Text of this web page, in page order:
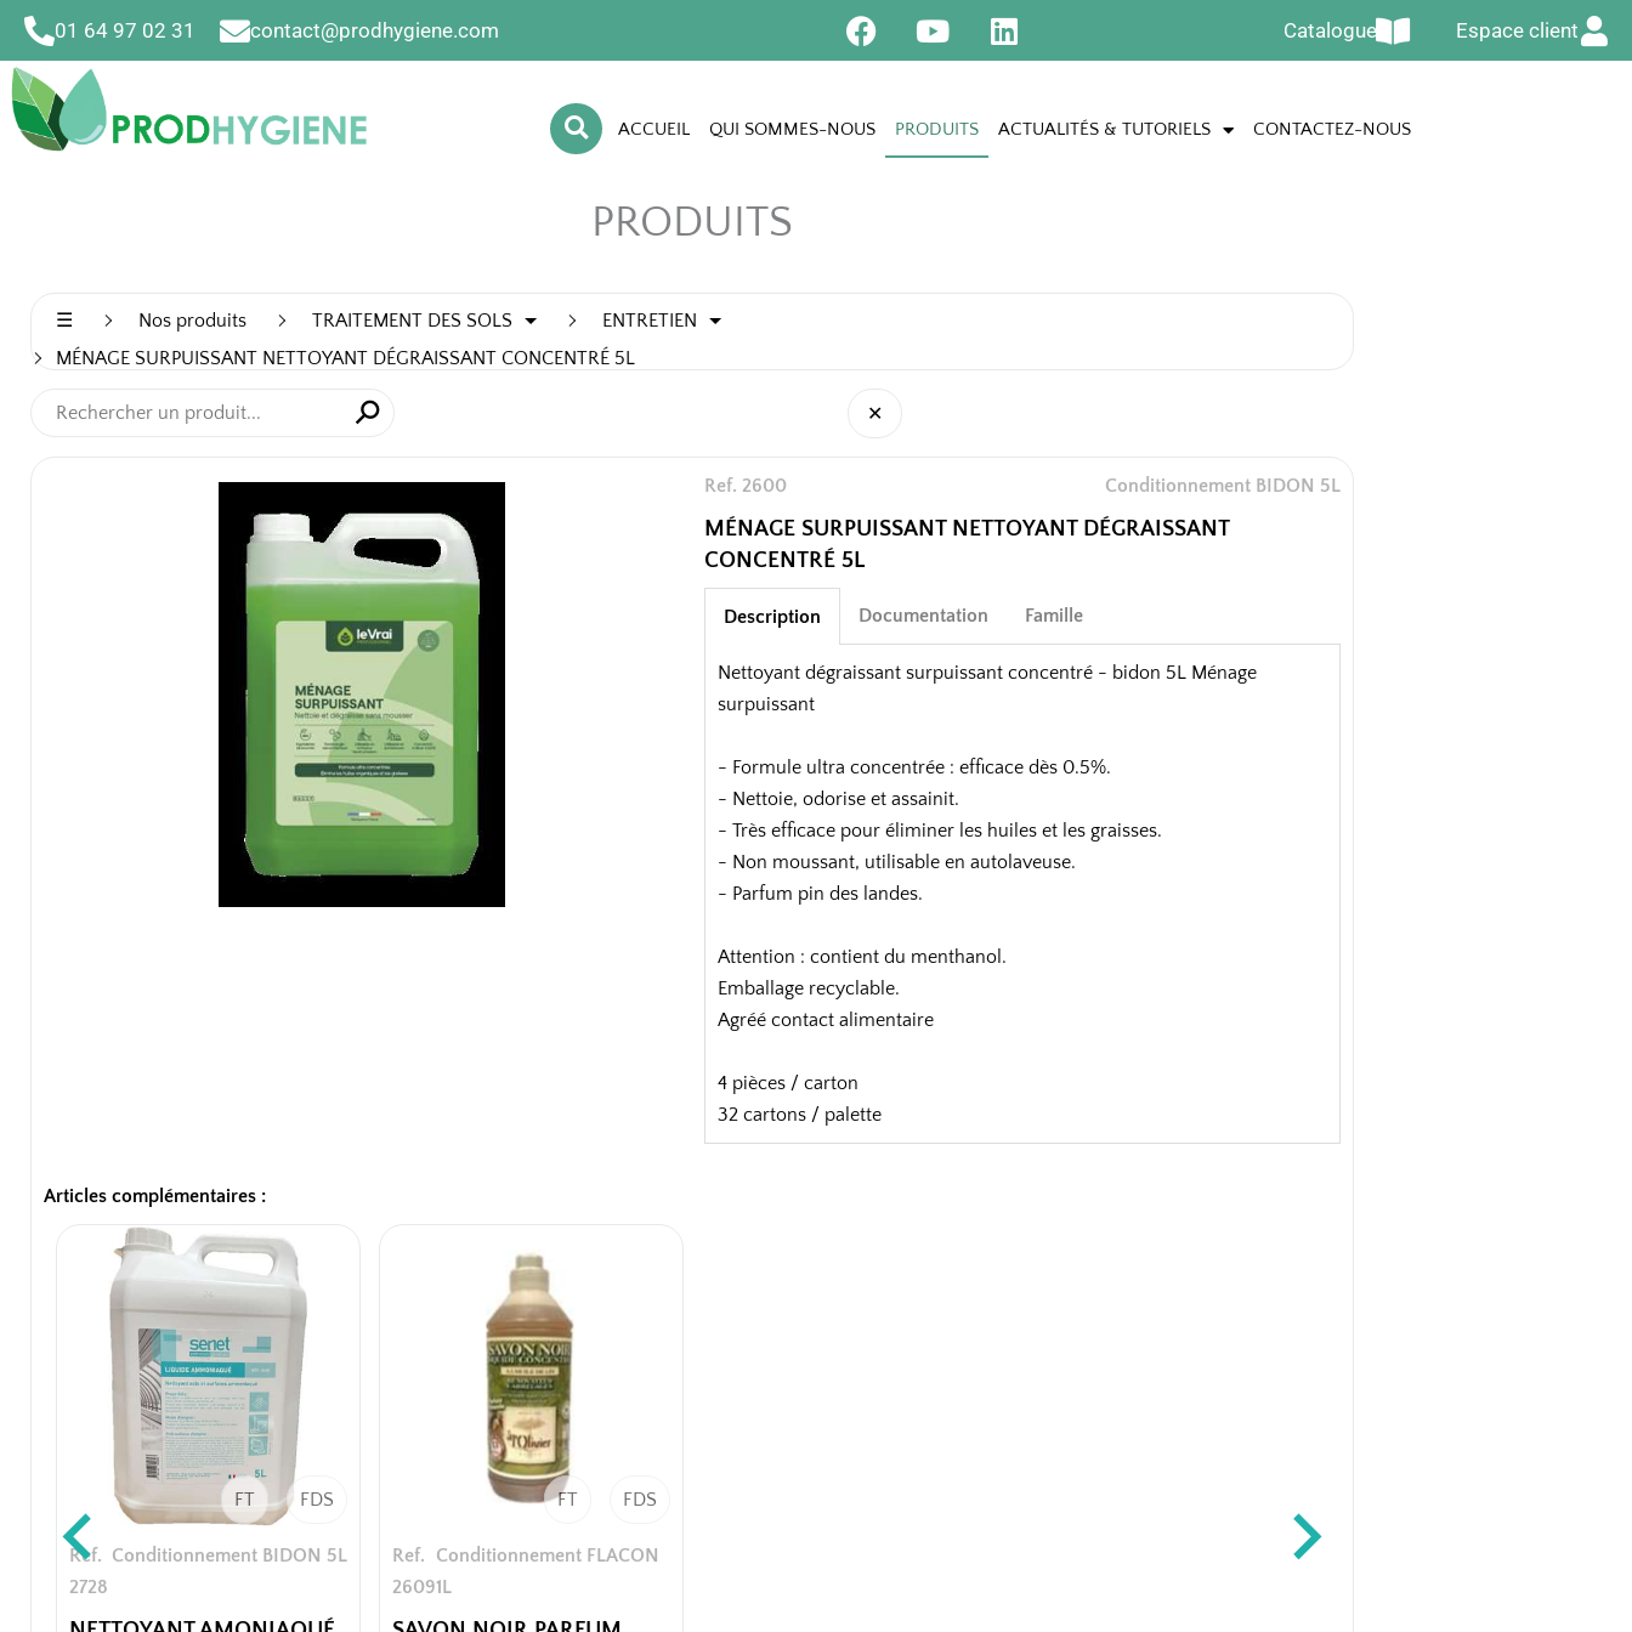
Aller
contenu
01 64 97 02 31 contact@prodhygiene.com
F
a
b
Y
o
u
b
L
i
e
Catalogue Espace client
ACCUEIL QUI SOMMES-NOUS PRODUITS ACTUALITÉS & TUTORIELS CONTACTEZ-NOUS
PRODUITS
☰ Nos produits TRAITEMENT DES SOLS
ENTRETIEN
MÉNAGE SURPUISSANT NETTOYANT DÉGRAISSANT CONCENTRÉ 5L
✕⚲ ✕
Ref. 2600 Conditionnement BIDON 5L
MÉNAGE SURPUISSANT NETTOYANT DÉGRAISSANT
CONCENTRÉ 5L
Description
Nettoyant dégraissant surpuissant concentré - bidon 5L Ménage
surpuissant
- Formule ultra concentrée : efficace dès 0.5%.
- Nettoie, odorise et assainit.
- Très efficace pour éliminer les huiles et les graisses.
- Non moussant, utilisable en autolaveuse.
- Parfum pin des landes.
Attention : contient du menthanol.
Emballage recyclable.
Agréé contact alimentaire
4 pièces / carton
32 cartons / palette
Documentation Famille
Articles complémentaires :
FT FDS
Ref.
2728
Conditionnement BIDON 5L
FT FDS
Ref.
2609
Conditionnement FLACON
1L